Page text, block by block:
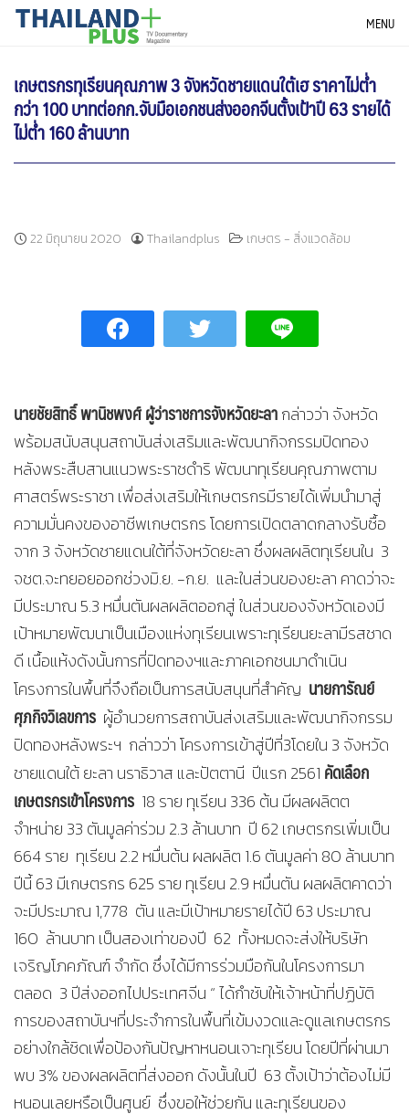
SkipTHAILANDPLUS NEWS MENU
เกษตรกรทุเรียนคุณภาพ 3 จังหวัดชายแดนใต้เฮ ราคาไม่ต่ำ
กว่า 100 บาทต่อกก.จับมือเอกชนส่งออกจีนตั้งเป้าปี 63 รายได้
ไม่ต่ำ 160 ล้านบาท
22 มิถุนายน 2020 Thailandplus เกษตร - สิ่งแวดล้อม
นายชัยสิทธิ์ พานิชพงศ์ ผู้ว่าราชการจังหวัดยะลากล่าวว่า จังหวัด
พร้อมสนับสนุนสถาบันส่งเสริมและพัฒนากิจกรรมปิดทอง
หลังพระสืบสานแนวพระราชดำริ พัฒนาทุเรียนคุณภาพตาม
ศาสตร์พระราชา เพื่อส่งเสริมให้เกษตรกรมีรายได้เพิ่มนำมาสู่
ความมั่นคงของอาชีพเกษตรกร โดยการเปิดตลาดกลางรับซื้อ
จาก 3 จังหวัดชายแดนใต้ที่จังหวัดยะลา ซึ่งผลผลิตทุเรียนใน 3
จชต.จะทยอยออกช่วงมิ.ย. -ก.ย. และในส่วนของยะลา คาดว่าจะ
มีประมาณ 5.3 หมื่นตันผลผลิตออกสู่ ในส่วนของจังหวัดเองมี
เป้าหมายพัฒนาเป็นเมืองแห่งทุเรียนเพราะทุเรียนยะลามีรสชาด
ดี เนื้อแห้งดังนั้นการที่ปิดทองฯและภาคเอกชนมาดำเนิน
โครงการในพื้นที่จึงถือเป็นการสนับสนุนที่สำคัญ นายการัณย์
ศุภกิจวิเลขการ ผู้อำนวยการสถาบันส่งเสริมและพัฒนากิจกรรม
ปิดทองหลังพระฯ กล่าวว่า โครงการเข้าสู่ปีที่3โดยใน 3 จังหวัด
ชายแดนใต้ ยะลา นราธิวาส และปัตตานี ปีแรก 2561 คัดเลือก
เกษตรกรเข้าโครงการ 18 ราย ทุเรียน 336 ต้น มีผลผลิตต
จำหน่าย 33 ตันมูลค่าร่วม 2.3 ล้านบาท ปี 62 เกษตรกรเพิ่มเป็น
664 ราย ทุเรียน 2.2 หมื่นต้น ผลผลิต 1.6 ตันมูลค่า 80 ล้านบาท
ปีนี้ 63 มีเกษตรกร 625 ราย ทุเรียน 2.9 หมื่นตัน ผลผลิตคาดว่า
จะมีประมาณ 1,778 ตัน และมีเป้าหมายรายได้ปี 63 ประมาณ
160 ล้านบาท เป็นสองเท่าของปี 62 ทั้งหมดจะส่งให้บริษัท
เจริญโภคภัณฑ์ จำกัด ซึ่งได้มีการร่วมมือกันในโครงการมา
ตลอด 3 ปีส่งออกไปประเทศจีน “ ได้กำชับให้เจ้าหน้าที่ปฏิบัติ
การของสถาบันฯที่ประจำการในพื้นที่เข้มงวดและดูแลเกษตรกร
อย่างใกล้ชิดเพื่อป้องกันปัญหาหนอนเจาะทุเรียน โดยปีที่ผ่านมา
พบ 3% ของผลผลิตที่ส่งออก ดังนั้นในปี 63 ตั้งเป้าว่าต้องไม่มี
หนอนเลยหรือเป็นศูนย์ ซึ่งขอให้ช่วยกัน และทุเรียนของ